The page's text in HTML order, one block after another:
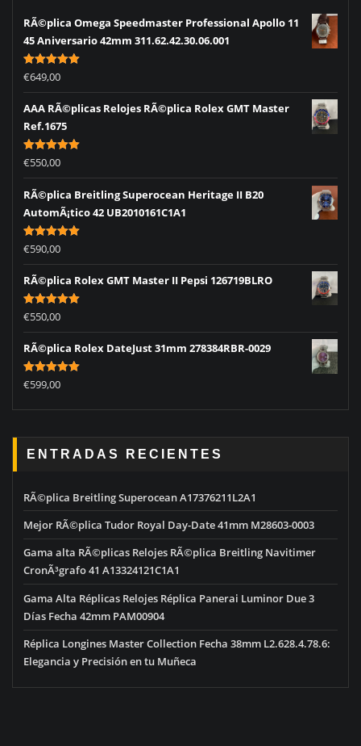
RÃ©plica Omega Speedmaster Professional Apollo 11
45 Aniversario 42mm 311.62.42.30.06.001
Rated5.00
out of 5
€649,00
AAA RÃ©plicas Relojes RÃ©plica Rolex GMT Master
Ref.1675
Rated5.00
out of 5
€550,00
RÃ©plica Breitling Superocean Heritage II B20
AutomÃ¡tico 42 UB2010161C1A1
Rated5.00
out of 5
€590,00
RÃ©plica Rolex GMT Master II Pepsi 126719BLRO
Rated5.00
out of 5
€550,00
RÃ©plica Rolex DateJust 31mm 278384RBR-0029
Rated5.00
out of 5
€599,00
ENTRADAS RECIENTES
RÃ©plica Breitling Superocean A17376211L2A1
Mejor RÃ©plica Tudor Royal Day-Date 41mm M28603-0003
Gama alta RÃ©plicas Relojes RÃ©plica Breitling Navitimer
CronÃ³grafo 41 A13324121C1A1
Gama Alta Réplicas Relojes Réplica Panerai Luminor Due 3
Días Fecha 42mm PAM00904
Réplica Longines Master Collection Fecha 38mm L2.628.4.78.6:
Elegancia y Precisión en tu Muñeca